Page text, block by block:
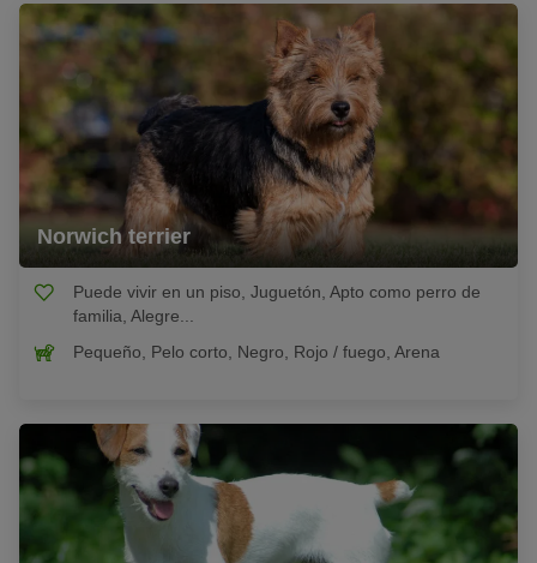
Norwich terrier
Puede vivir en un piso, Juguetón, Apto como perro de
familia, Alegre...
Pequeño, Pelo corto, Negro, Rojo / fuego, Arena